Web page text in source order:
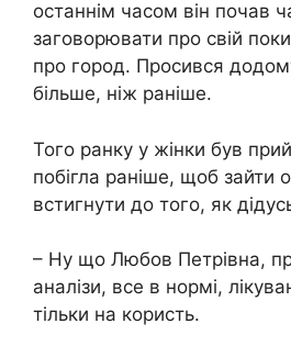
останнім часом він почав
заговорювати про свій
про город. Просився
більше, ніж раніше.
Того ранку у жінки був
побігла раніше, щоб зайти
встигнути до того, як
– Ну що Любов Петрівна,
аналізи, все в нормі,
тільки на користь.